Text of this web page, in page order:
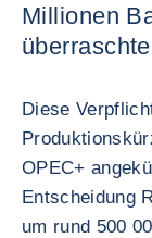
Millionen
Diese
OPEC+
Entscheidung
um rund 500